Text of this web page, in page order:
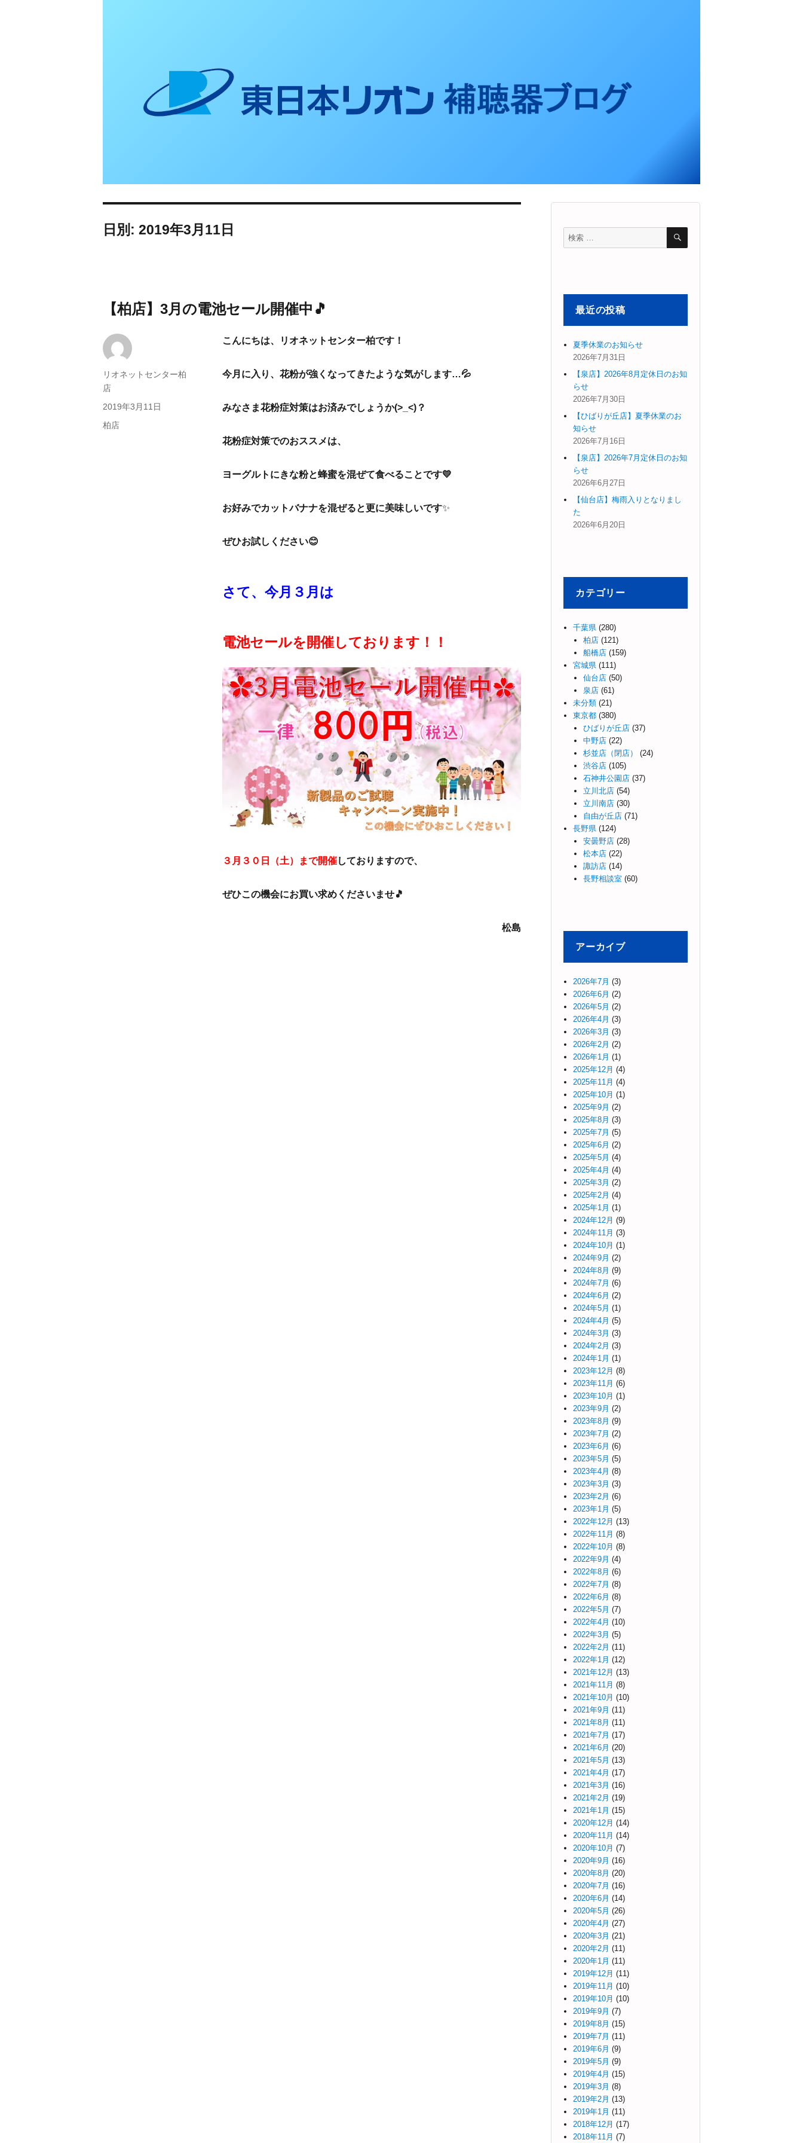
日別: 2019年3月11日
【柏店】3月の電池セール開催中🎵
こんにちは、リオネットセンター柏です！
今月に入り、花粉が強くなってきたような気がします…💦
みなさま花粉症対策はお済みでしょうか(>_<)？
花粉症対策でのおススメは、
ヨーグルトにきな粉と蜂蜜を混ぜて食べることです💛
お好みでカットバナナを混ぜると更に美味しいです✨
ぜひお試しください😊
さて、今月３月は
電池セールを開催しております！！
３月３０日（土）まで開催しておりますので、
ぜひこの機会にお買い求めくださいませ🎵
松島
投
稿
者
リオネットセンター柏
店
投
稿
2019年3月11日
カ
柏店
検
索
検
最近の投稿
夏季休業のお知らせ
2026年7月31日
【泉店】2026年8月定休日のお知
らせ
2026年7月30日
【ひばりが丘店】夏季休業のお
知らせ
2026年7月16日
【泉店】2026年7月定休日のお知
らせ
2026年6月27日
【仙台店】梅雨入りとなりまし
た
2026年6月20日
カテゴリー
千葉県 (280)
柏店(121)
船橋店(159)
宮城県 (111)
仙台店(50)
泉店(61)
未分類 (21)
東京都 (380)
ひばりが丘店(37)
中野店(22)
杉並店（閉店）
(24)
渋谷店(105)
石神井公園店(37)
立川北店(54)
立川南店(30)
自由が丘店(71)
長野県 (124)
安曇野店(28)
松本店(22)
諏訪店(14)
長野相談室(60)
アーカイブ
2026年7月 (3)
2026年6月 (2)
2026年5月 (2)
2026年4月 (3)
2026年3月 (3)
2026年2月 (2)
2026年1月 (1)
2025年12月 (4)
2025年11月 (4)
2025年10月 (1)
2025年9月 (2)
2025年8月 (3)
2025年7月 (5)
2025年6月 (2)
2025年5月 (4)
2025年4月 (4)
2025年3月 (2)
2025年2月 (4)
2025年1月 (1)
2024年12月 (9)
2024年11月 (3)
2024年10月 (1)
2024年9月 (2)
2024年8月 (9)
2024年7月 (6)
2024年6月 (2)
2024年5月 (1)
2024年4月 (5)
2024年3月 (3)
2024年2月 (3)
2024年1月 (1)
2023年12月 (8)
2023年11月 (6)
2023年10月 (1)
2023年9月 (2)
2023年8月 (9)
2023年7月 (2)
2023年6月 (6)
2023年5月 (5)
2023年4月 (8)
2023年3月 (3)
2023年2月 (6)
2023年1月 (5)
2022年12月 (13)
2022年11月 (8)
2022年10月 (8)
2022年9月 (4)
2022年8月 (6)
2022年7月 (8)
2022年6月 (8)
2022年5月 (7)
2022年4月 (10)
2022年3月 (5)
2022年2月 (11)
2022年1月 (12)
2021年12月 (13)
2021年11月 (8)
2021年10月 (10)
2021年9月 (11)
2021年8月 (11)
2021年7月 (17)
2021年6月 (20)
2021年5月 (13)
2021年4月 (17)
2021年3月 (16)
2021年2月 (19)
2021年1月 (15)
2020年12月 (14)
2020年11月 (14)
2020年10月 (7)
2020年9月 (16)
2020年8月 (20)
2020年7月 (16)
2020年6月 (14)
2020年5月 (26)
2020年4月 (27)
2020年3月 (21)
2020年2月 (11)
2020年1月 (11)
2019年12月 (11)
2019年11月 (10)
2019年10月 (10)
2019年9月 (7)
2019年8月 (15)
2019年7月 (11)
2019年6月 (9)
2019年5月 (9)
2019年4月 (15)
2019年3月 (8)
2019年2月 (13)
2019年1月 (11)
2018年12月 (17)
2018年11月 (7)